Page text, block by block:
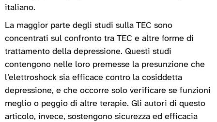
italiano.
La maggior parte degli studi sulla TEC sono
concentrati sul confronto tra TEC e altre forme di
trattamento della depressione. Questi studi
contengono nelle loro premesse la presunzione che
l’elettroshock sia efficace contro la cosiddetta
depressione, e che occorre solo verificare se funzioni
meglio o peggio di altre terapie. Gli autori di questo
articolo, invece, sostengono sicurezza ed efficacia